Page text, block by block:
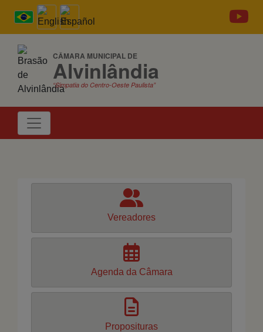
CÂMARA MUNICIPAL DE
Alvinlândia
“Simpatia do Centro-Oeste Paulista”
Vereadores
Agenda da Câmara
Proposituras